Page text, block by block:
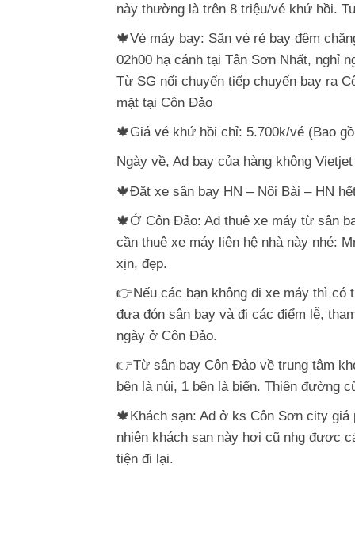
này thường là trên 8 triệu/vé khứ hồi.
🍁Vé máy bay: Săn vé rẻ bay đêm
02h00 hạ cánh tại Tân Sơn Nhất, nghỉ
Từ SG nối chuyến tiếp chuyến bay ra
mặt tại Côn Đảo
🍁Giá vé khứ hồi chỉ: 5.700k/vé (Bao
Ngày về, Ad bay của hàng không
🍁Đặt xe sân bay HN – Nội Bài – HN
🍁Ở Côn Đảo: Ad thuê xe máy từ sân
cần thuê xe máy liên hệ nhà này nhé:
xịn, đẹp.
👉Nếu các bạn không đi xe máy thì có
đưa đón sân bay và đi các điểm lễ,
ngày ở Côn Đảo.
👉Từ sân bay Côn Đảo về trung tâm
bên là núi, 1 bên là biển. Thiên đường
🍁Khách sạn: Ad ở ks Côn Sơn city
nhiên khách sạn này hơi cũ nhg được
tiện đi lại.